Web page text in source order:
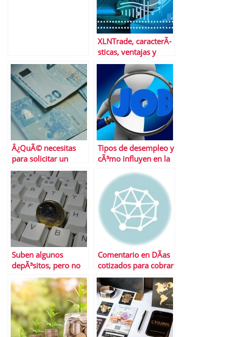
XLNTrade, caracterÃ­
sticas, ventajas y
desventajas del
brÃ³ker
Â¿QuÃ© necesitas
para solicitar un
prÃ©stamo personal?
Tipos de desempleo y
cÃ³mo influyen en la
Suben algunos
depÃ³sitos, pero no
todos ni todos los
plazos
Comentario en DÃ­as
cotizados para cobrar
el paro por Abdou
samb